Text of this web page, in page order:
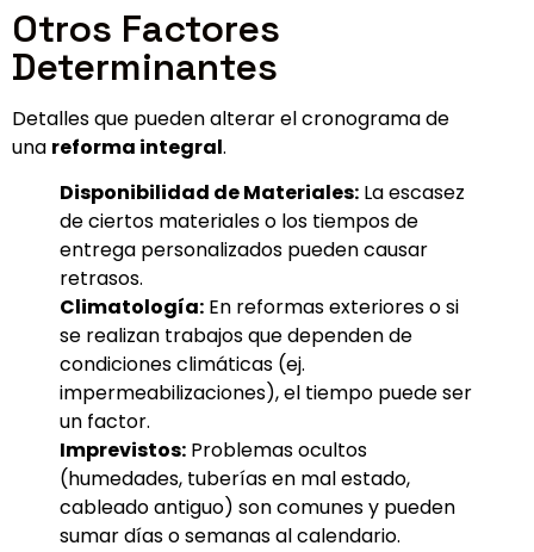
Otros Factores
Determinantes
Detalles que pueden alterar el cronograma de
una reforma integral.
Disponibilidad de Materiales: La escasez
de ciertos materiales o los tiempos de
entrega personalizados pueden causar
retrasos.
Climatología: En reformas exteriores o si
se realizan trabajos que dependen de
condiciones climáticas (ej.
impermeabilizaciones), el tiempo puede ser
un factor.
Imprevistos: Problemas ocultos
(humedades, tuberías en mal estado,
cableado antiguo) son comunes y pueden
sumar días o semanas al calendario.